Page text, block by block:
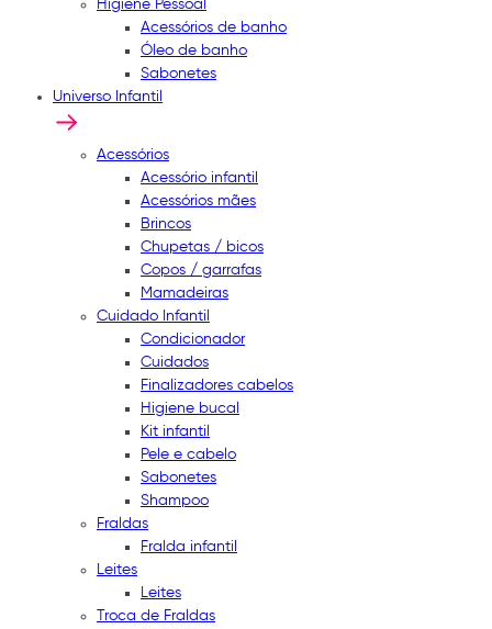
Higiene Pessoal
Acessórios de banho
Óleo de banho
Sabonetes
Universo Infantil
Acessórios
Acessório infantil
Acessórios mães
Brincos
Chupetas / bicos
Copos / garrafas
Mamadeiras
Cuidado Infantil
Condicionador
Cuidados
Finalizadores cabelos
Higiene bucal
Kit infantil
Pele e cabelo
Sabonetes
Shampoo
Fraldas
Fralda infantil
Leites
Leites
Troca de Fraldas